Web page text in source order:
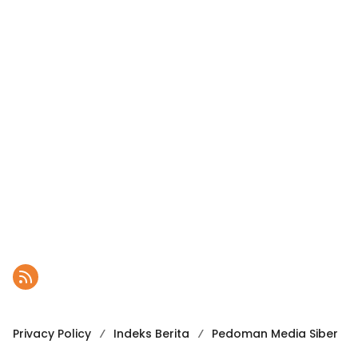
Privacy Policy Indeks Berita Pedoman Media Siber